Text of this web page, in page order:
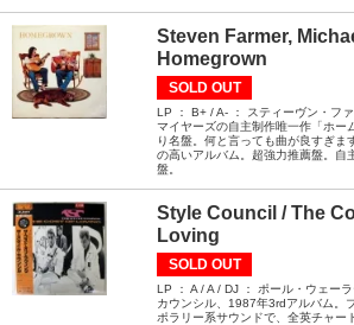
Steven Farmer,
Homegrown
SOLD OUT
LP ： B+ / A- ： スティーヴン・フ
マイヤーズの自主制作唯一作「ホー
り名盤。何と言っても曲が良すぎま
の高いアルバム。超強力推薦盤。自
盤。
Style Council / The
Loving
SOLD OUT
LP ： A / A / DJ ： ポール・ウェー
カウンシル、1987年3rdアルバム。
ポラリー系サウンドで、全英チャー